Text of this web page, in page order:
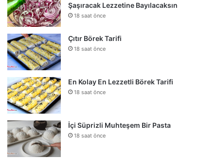
Şaşıracak Lezzetine Bayılacaksın
18 saat önce
Çıtır Börek Tarifi
18 saat önce
En Kolay En Lezzetli Börek Tarifi
18 saat önce
İçi Süprizli Muhteşem Bir Pasta
18 saat önce